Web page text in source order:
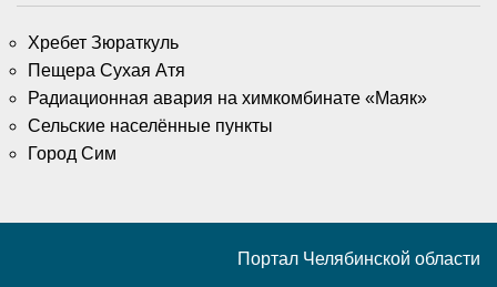
Хребет Зюраткуль
Пещера Сухая Атя
Радиационная авария на химкомбинате «Маяк»
Сельские населённые пункты
Город Сим
Портал Челябинской области